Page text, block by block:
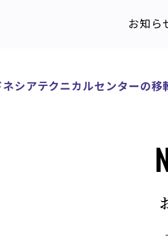
お知ら
ネシアテクニカルセンターの移